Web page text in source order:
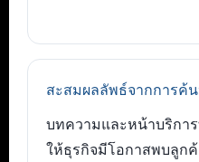
สะสมผลลัพธ์จากการค้
บทความและหน้าบริกา
ให้ธุรกิจมีโอกาสพบลูก